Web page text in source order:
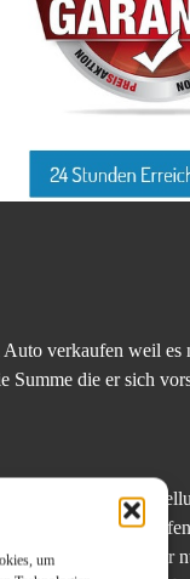
um
verkaufen weil es
die er sich
um die
lohnt, uns
die den Autobesitzer